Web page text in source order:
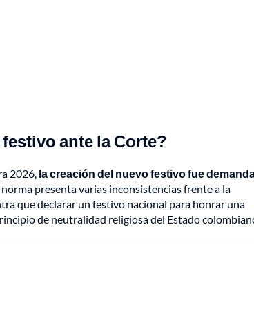
ante la Corte?
2026, la creación del nuevo festivo fue
presenta varias inconsistencias frente a la
que declarar un festivo nacional para honrar una
de neutralidad religiosa del Estado